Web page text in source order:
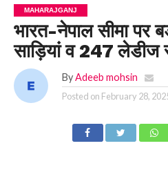
MAHARAJGANJ
भारत-नेपाल सीमा पर
साड़ियां व 247 लेडीज
By Adeeb mohsin
Posted on February 28,